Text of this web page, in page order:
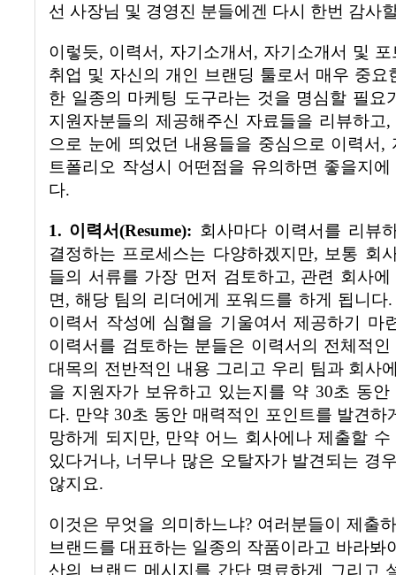
선 사장님 및 경영진 분들에겐 다시 한번 감사
이렇듯, 이력서, 자기소개서, 자기소개서 및
취업 및 자신의 개인 브랜딩 툴로서 매우 중요
한 일종의 마케팅 도구라는 것을 명심할 필요
지원자분들의 제공해주신 자료들을 리뷰하고,
으로 눈에 띄었던 내용들을 중심으로 이력서,
트폴리오 작성시 어떤점을 유의하면 좋을지
다.
1. 이력서(Resume): 회사마다 이력서를 리뷰
결정하는 프로세스는 다양하겠지만, 보통 회
들의 서류를 가장 먼저 검토하고, 관련 회사
면,해당 팀의 리더에게 포워드를 하게 됩니다
이력서 작성에 심혈을 기울여서 제공하기 마
이력서를 검토하는 분들은 이력서의 전체적
대목의 전반적인 내용 그리고 우리 팀과 회사
을 지원자가 보유하고 있는지를 약 30초 동안
다. 만약30초 동안 매력적인 포인트를 발견
망하게 되지만, 만약 어느 회사에나 제출할
있다거나, 너무나 많은 오탈자가 발견되는 경
않지요.
이것은 무엇을 의미하느냐? 여러분들이 제출
브랜드를 대표하는 일종의 작품이라고 바라봐
산의 브랜드 메시지를 간단 명료하게 그리고